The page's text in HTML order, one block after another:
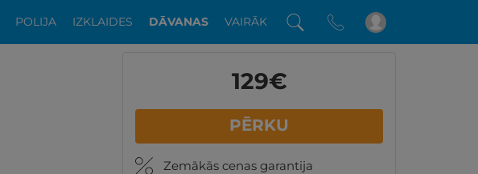
POLIJA IZKLAIDES DĀVANAS VAIRĀK
129€
PĒRKU
Zemākās cenas garantija